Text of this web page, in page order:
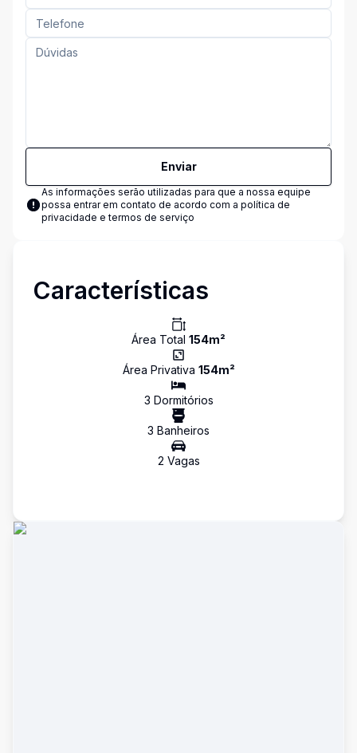
Enviar
As informações serão utilizadas para que a nossa equipe
possa entrar em contato de acordo com a política de
privacidade e termos de serviço
Características
Área Total 154m²
Área Privativa 154m²
3 Dormitórios
3 Banheiros
2 Vagas